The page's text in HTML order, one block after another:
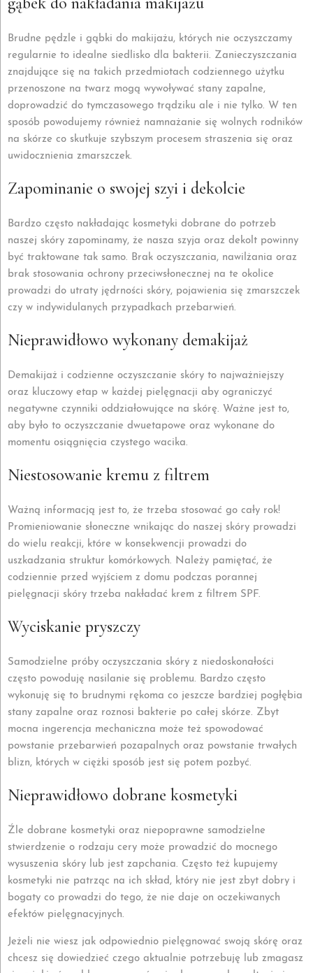
Brudne pędzle i gąbki do makijażu, których nie oczyszczamy
regularnie to idealne siedlisko dla bakterii. Zanieczyszczania
znajdujące się na takich przedmiotach codziennego użytku
przenoszone na twarz mogą wywoływać stany zapalne,
doprowadzić do tymczasowego trądziku ale i nie tylko. W ten
sposób powodujemy również namnażanie się wolnych rodników
na skórze co skutkuje szybszym procesem straszenia się oraz
uwidocznienia zmarszczek.
Zapominanie o swojej szyi i dekolcie
Bardzo często nakładając kosmetyki dobrane do potrzeb
naszej skóry zapominamy, że nasza szyja oraz dekolt powinny
być traktowane tak samo. Brak oczyszczania, nawilżania oraz
brak stosowania ochrony przeciwsłonecznej na te okolice
prowadzi do utraty jędrności skóry, pojawienia się zmarszczek
czy w indywidulanych przypadkach przebarwień.
Nieprawidłowo wykonany demakijaż
Demakijaż i codzienne oczyszczanie skóry to najważniejszy
oraz kluczowy etap w każdej pielęgnacji aby ograniczyć
negatywne czynniki oddziałowujące na skórę. Ważne jest to,
aby było to oczyszczanie dwuetapowe oraz wykonane do
momentu osiągnięcia czystego wacika.
Niestosowanie kremu z filtrem
Ważną informacją jest to, że trzeba stosować go cały rok!
Promieniowanie słoneczne wnikając do naszej skóry prowadzi
do wielu reakcji, które w konsekwencji prowadzi do
uszkadzania struktur komórkowych. Należy pamiętać, że
codziennie przed wyjściem z domu podczas porannej
pielęgnacji skóry trzeba nakładać krem z filtrem SPF.
Wyciskanie pryszczy
Samodzielne próby oczyszczania skóry z niedoskonałości
często powoduję nasilanie się problemu. Bardzo często
wykonuję się to brudnymi rękoma co jeszcze bardziej pogłębia
stany zapalne oraz roznosi bakterie po całej skórze. Zbyt
mocna ingerencja mechaniczna może też spowodować
powstanie przebarwień pozapalnych oraz powstanie trwałych
blizn, których w ciężki sposób jest się potem pozbyć.
Nieprawidłowo dobrane kosmetyki
Źle dobrane kosmetyki oraz niepoprawne samodzielne
stwierdzenie o rodzaju cery może prowadzić do mocnego
wysuszenia skóry lub jest zapchania. Często też kupujemy
kosmetyki nie patrząc na ich skład, który nie jest zbyt dobry i
bogaty co prowadzi do tego, że nie daje on oczekiwanych
efektów pielęgnacyjnych.
Jeżeli nie wiesz jak odpowiednio pielęgnować swoją skórę oraz
chcesz się dowiedzieć czego aktualnie potrzebuję lub zmagasz